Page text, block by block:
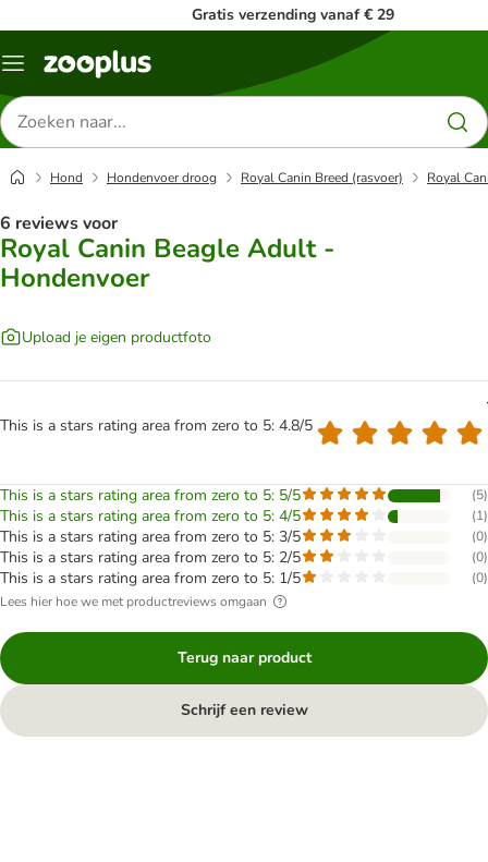
Gratis verzending vanaf € 29
Menu
Zoeken
naar
producten
Hond Hondenvoer droog Royal Canin Breed (rasvoer) Royal
6 reviews voor
Royal Canin Beagle Adult -
Hondenvoer
Upload je eigen productfoto
This is a stars rating area from zero to 5: 4.8/5
This is a stars rating area from zero to 5: 5/5 (5)
This is a stars rating area from zero to 5: 4/5 (1)
This is a stars rating area from zero to 5: 3/5 (0)
This is a stars rating area from zero to 5: 2/5 (0)
This is a stars rating area from zero to 5: 1/5 (0)
Lees hier hoe we met productreviews omgaan
Terug naar product
Schrijf een review